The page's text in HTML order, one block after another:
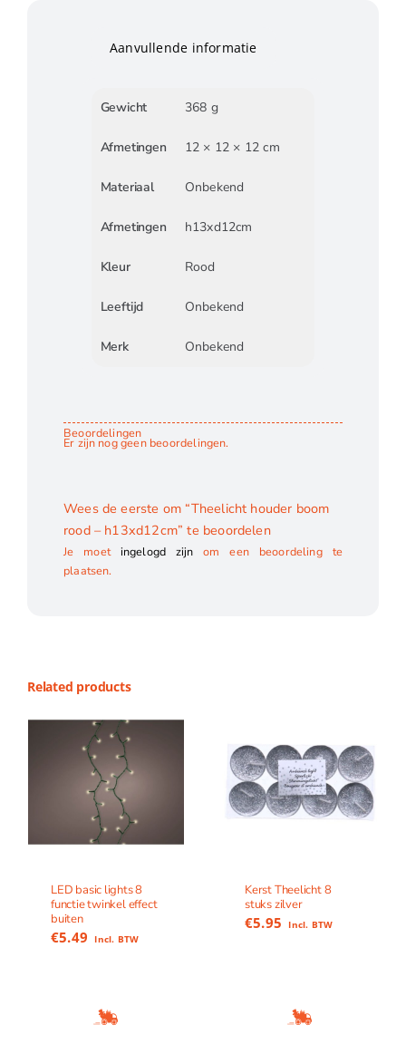
Aanvullende informatie
Gewicht 368 g
Afmetingen 12 × 12 × 12 cm
Materiaal Onbekend
Afmetingen h13xd12cm
Kleur Rood
Leeftijd Onbekend
Merk Onbekend
Beoordelingen
Er zijn nog geen beoordelingen.
Wees de eerste om “Theelicht houder boom
rood – h13xd12cm” te beoordelen
Je moet ingelogd zijn om een beoordeling te
plaatsen.
Related products
LED basic lights 8
functie twinkel effect
buiten
€5.49 Incl. BTW
Kerst Theelicht 8
stuks zilver
€5.95 Incl. BTW